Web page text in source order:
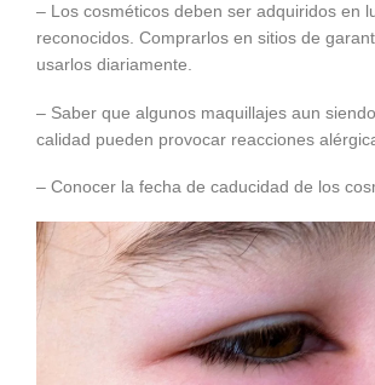
– Los cosméticos deben ser adquiridos en
reconocidos. Comprarlos en sitios de
usarlos diariamente.
– Saber que algunos maquillajes aun
calidad pueden provocar reacciones
– Conocer la fecha de caducidad de los